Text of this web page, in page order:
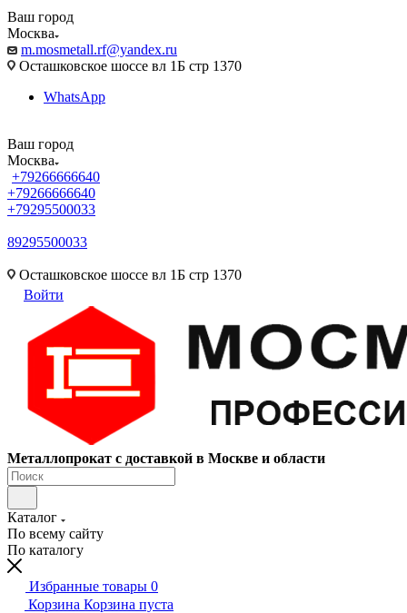
Ваш город
Москва
m.mosmetall.rf@yandex.ru
Осташковское шоссе вл 1Б стр 1370
WhatsApp
Ваш город
Москва
+79266666640
+79266666640
+79295500033
89295500033
Осташковское шоссе вл 1Б стр 1370
Войти
Металлопрокат с доставкой в Москве и области
Каталог
По всему сайту
По каталогу
Избранные товары 0
Корзина Корзина пуста